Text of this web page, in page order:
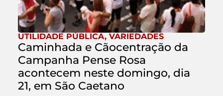
UTILIDADE PÚBLICA, VARIEDADES
Caminhada e Cãocentração da
Campanha Pense Rosa
acontecem neste domingo, dia
21, em São Caetano